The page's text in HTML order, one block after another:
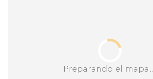
Preparando el mapa...